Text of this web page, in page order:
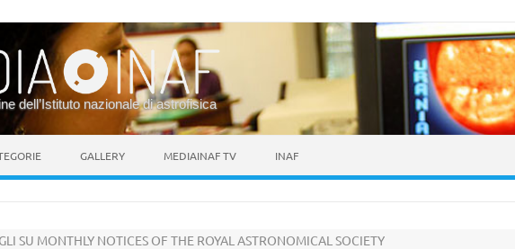
dell’Istituto nazionale di astrofisica
GALLERY MEDIAINAF TV INAF
SU MONTHLY NOTICES OF THE ROYAL ASTRONOMICAL SOCIETY